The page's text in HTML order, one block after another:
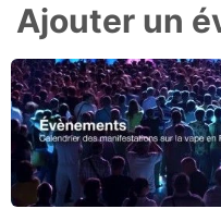
Ajouter un